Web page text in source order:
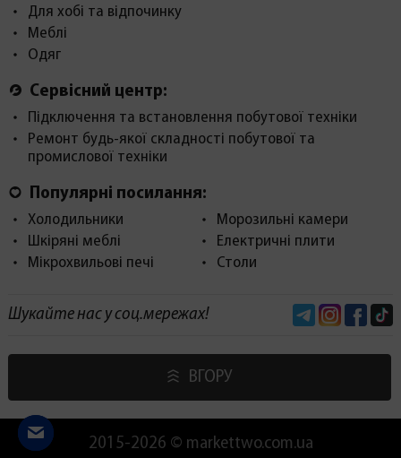
Для хобі та відпочинку
Меблі
Одяг
Сервісний центр:
Підключення та встановлення побутової техніки
Ремонт будь-якої складності побутової та
промислової техніки
Популярні посилання:
Холодильники
Шкіряні меблі
Мікрохвильові печі
Морозильні камери
Електричні плити
Столи
Шукайте нас у соц.мережах! TelegramInstagram
ВГОРУ
2015-2026 © markettwo.com.ua